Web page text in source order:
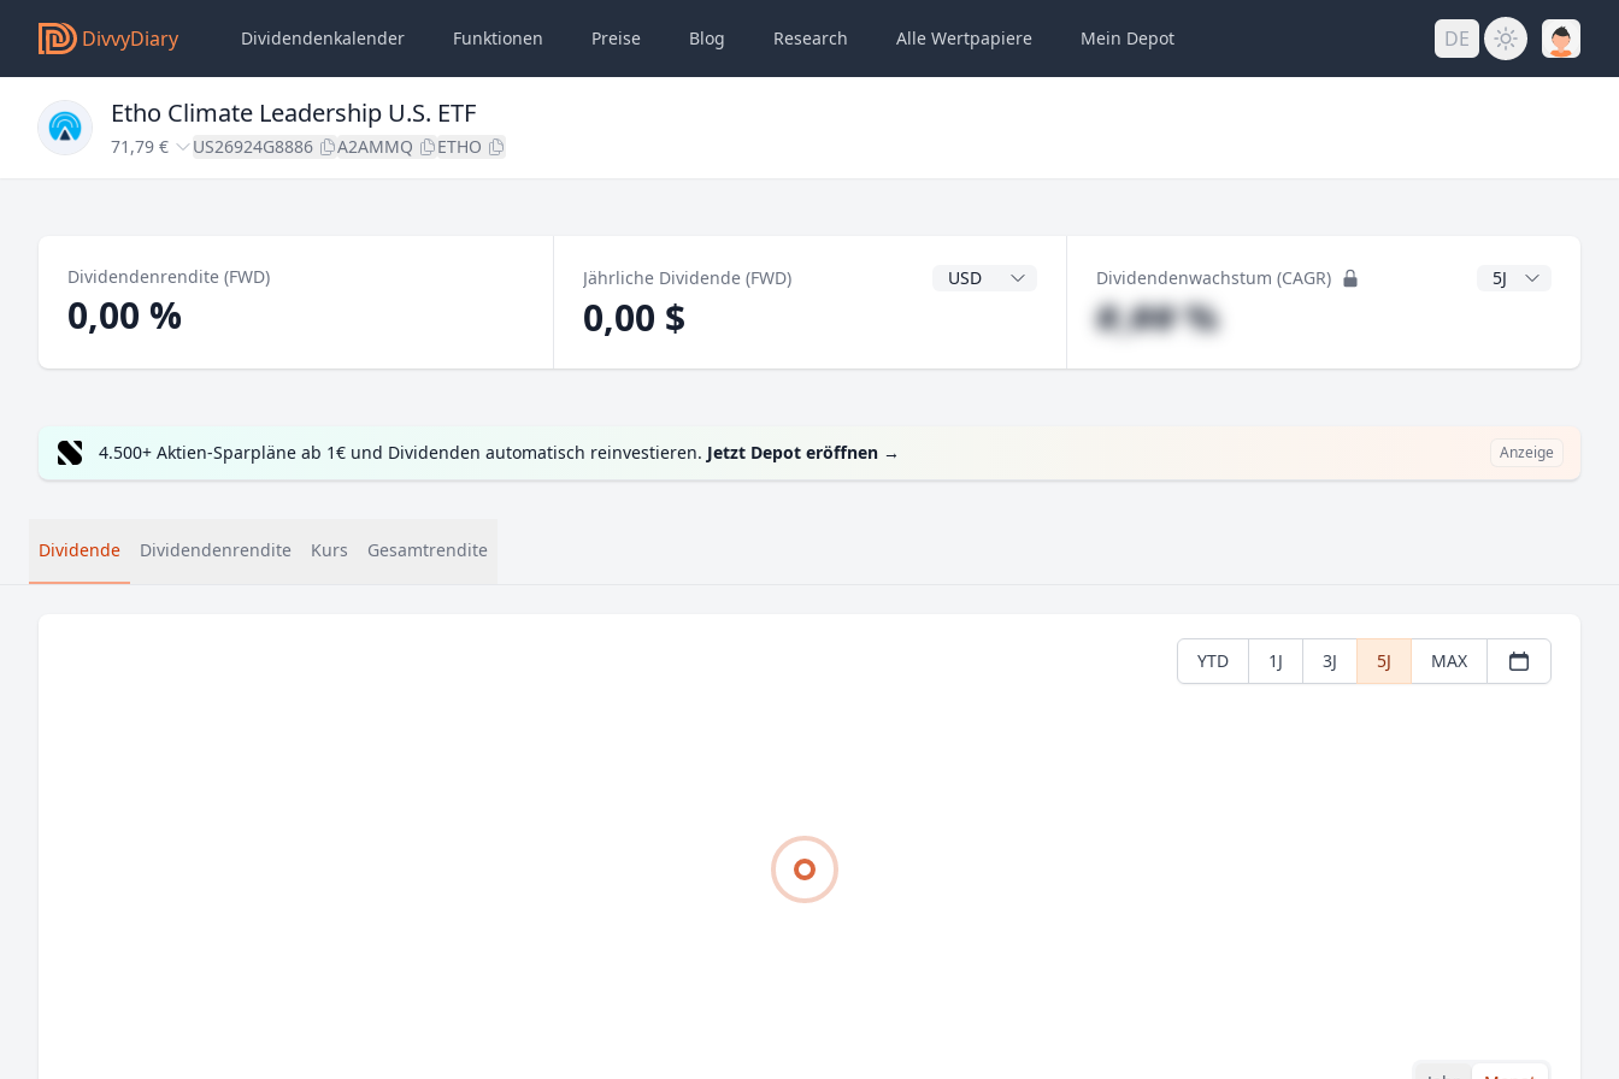
DivvyDiary Dividendenkalender Funktionen Preise Blog Research Alle Wertpapiere Mein Depot DE
Etho Climate Leadership U.S. ETF
71,79 € US26924G8886 A2AMMQ ETHO
Dividendenrendite (FWD)
0,00 %
Jährliche Dividende (FWD) Dividendenwährung
0,00 $
Dividendenwachstum (CAGR) CAGR Jahre
#,## %
4.500+ Aktien-Sparpläne ab 1€ und Dividenden automatisch reinvestieren. Jetzt Depot eröffnen → Anzeige
Dividende Dividendenrendite Kurs Gesamtrendite
YTD 1J 3J 5J MAX